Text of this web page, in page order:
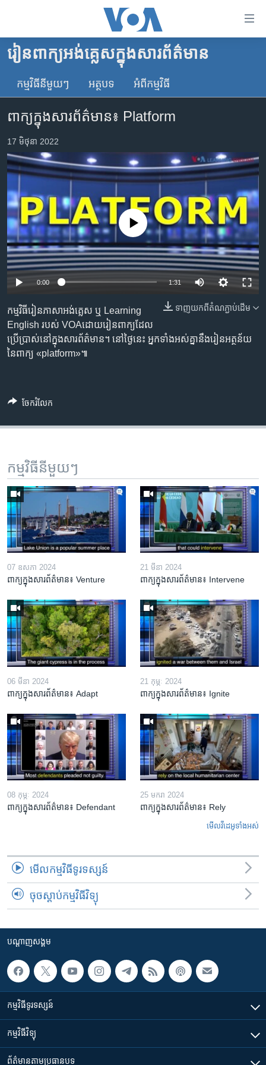
គេហទំព័រ​
ទាក់ទង
និង​
ចូល​
ទំព័រ​
ព័ត៌មាន​​
តែ​
រំលង​
និង​
ចូល​
ទៅ​
ទំព័រ​
រចនា
សម្ព័ន្ធ​
និង​
ចូល​
ទៅ​
កាន់​
កម្ពុជា
អន្តរជាតិ
ហេឡូវីអូអេ
កម្ពុជាច្នៃប្រតិដ្ឋ
ព្រឹត្តិការណ៍ព័ត៌មាន
ទូរទស្សន៍ / វីដេអូ​
វិទ្យុ / ផតខាសថ៍
កម្មវិធីទាំងអស់
Khmer English
បណ្តាញ​សង្គម
រៀន​ពាក្យ​អង់គ្លេស​ក្នុង​សារព័ត៌មាន
កម្មវិធី​នីមួយៗ អត្ថបទ​ អំពី​កម្មវិធី​
ពាក្យក្នុងសារព័ត៌មាន៖ Platform
17 មិថុនា 2022
No media source currently available
0:00 1:31
ទាញ​យក​ពី​តំណភ្ជាប់​ដើម
កម្មវិធីរៀនភាសាអង់គ្លេស ឬ Learning
English របស់ VOAដោយរៀនពាក្យដែល
ប្រើប្រាស់នៅក្នុងសារព័ត៌មាន។ នៅថ្ងៃនេះ អ្នកទាំងអស់គ្នានឹងរៀនអត្ថន័យ
នៃពាក្យ «platform»៕
ចែករំលែក
កម្មវិធី​នីមួយៗ
07 ឧសភា 2024
ពាក្យក្នុងសារព័ត៌មាន៖ Venture
21 មីនា 2024
ពាក្យក្នុងសារព័ត៌មាន៖ Intervene
06 មីនា 2024
ពាក្យក្នុងសារព័ត៌មាន៖ Adapt
21 កុម្ភៈ 2024
ពាក្យក្នុងសារព័ត៌មាន៖ Ignite
08 កុម្ភៈ 2024
ពាក្យក្នុងសារព័ត៌មាន៖ Defendant
25 មករា 2024
ពាក្យក្នុងសារព័ត៌មាន៖ Rely
មើល​វីដេអូ​ទាំង​អស់
មើល​កម្មវិធី​ទូរទស្សន៍
ចុចស្តាប់កម្មវិធីវិទ្យុ
បណ្តាញ​សង្គម
កម្មវិធី​ទូរទស្សន៍
កម្មវិធី​វិទ្យុ
ព័ត៌មាន​តាមប្រធានបទ​